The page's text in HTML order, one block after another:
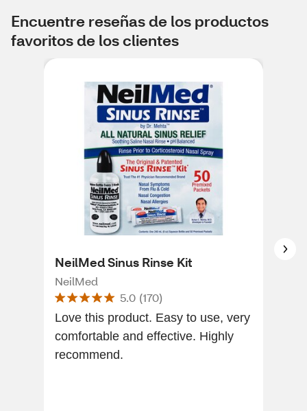
Encuentre reseñas de los productos
favoritos de los clientes
NeilMed Sinus Rinse Kit
NeilMed
5.0 (170)
Love this product. Easy to use, very
comfortable and effective. Highly
recommend.